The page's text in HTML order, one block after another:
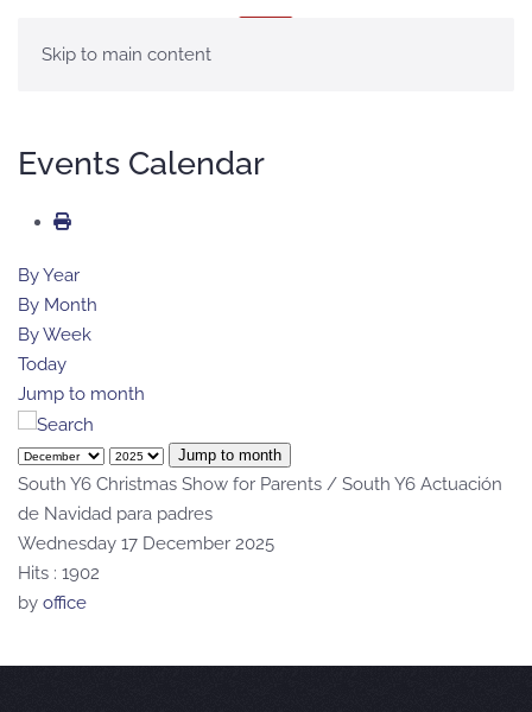
Skip to main content
Events Calendar
By Year
By Month
By Week
Today
Jump to month
Jump to month
South Y6 Christmas Show for Parents / South Y6 Actuación
de Navidad para padres
Wednesday 17 December 2025
Hits : 1902
by office